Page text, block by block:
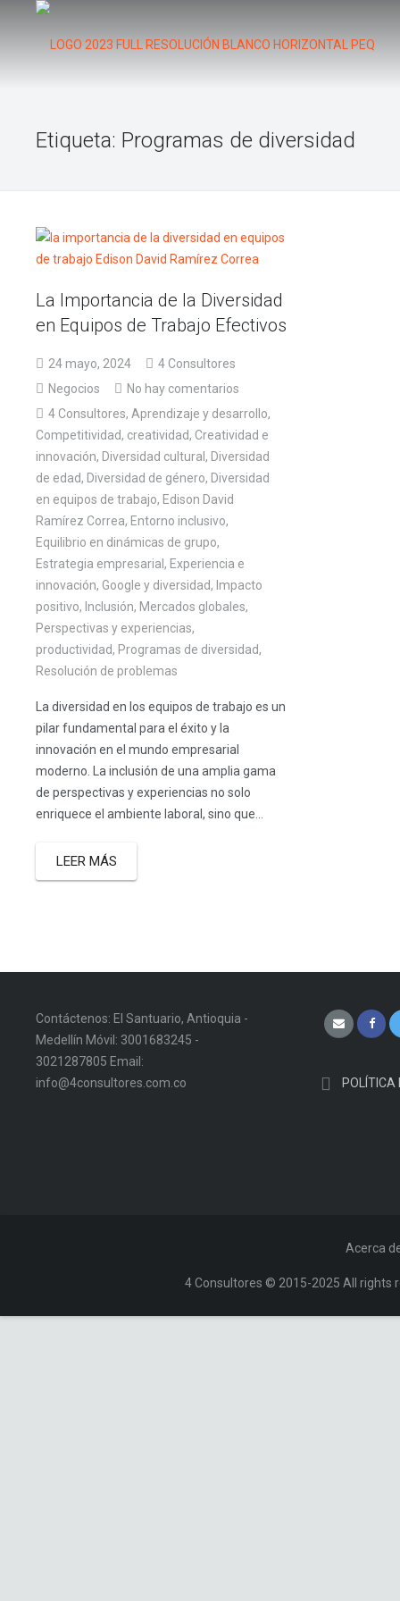
NOSOTROS
TALLERES
FORO
CONTACTO
Etiqueta: Programas de diversidad
La Importancia de la Diversidad
en Equipos de Trabajo Efectivos
24 mayo, 2024
4 Consultores
Negocios
No hay comentarios
4 Consultores, Aprendizaje y desarrollo,
Competitividad, creatividad, Creatividad e
innovación, Diversidad cultural , Diversidad
de edad, Diversidad de género, Diversidad
en equipos de trabajo, Edison David
Ramírez Correa, Entorno inclusivo,
Equilibrio en dinámicas de grupo,
Estrategia empresarial , Experiencia e
innovación, Google y diversidad, Impacto
positivo, Inclusión, Mercados globales,
Perspectivas y experiencias,
productividad, Programas de diversidad,
Resolución de problemas
La diversidad en los equipos de trabajo es un
pilar fundamental para el éxito y la
innovación en el mundo empresarial
moderno. La inclusión de una amplia gama
de perspectivas y experiencias no solo
enriquece el ambiente laboral, sino que...
LEER MÁS
Contáctenos: El Santuario, Antioquia -
Medellín Móvil: 3001683245 -
3021287805 Email:
info@4consultores.com.co
POLÍTICA
Acerca
4 Consultores © 2015-2025 All rights